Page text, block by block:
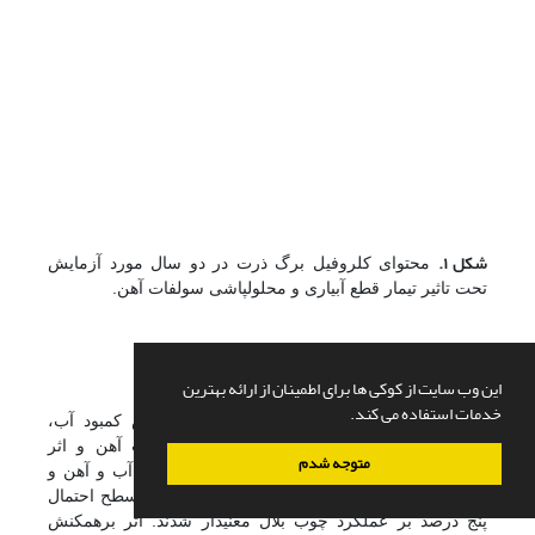
این وب سایت از کوکی ها برای اطمینان از ارائه بهترین
خدمات استفاده می کند.
متوجه شدم
شکل ۱. محتوای کلروفیل برگ ذرت در دو سال مورد آزمایش
تحت تاثیر تیمار قطع آبیاری و محلول­پاشی سولفات آهن.
براساس نتایج تجزیه مرکب (جدول 2)، اثر تنش کمبود آب،
محلول­پاشی سولفات روی و محلول­پاشی سولفات آهن و اثر
متقابل آهن و تنش کمبود آب، روی و تنش کمبود آب و آهن و
روی در سطح احتمال یک درصد و روی و سال در سطح احتمال
پنج درصد بر عملکرد چوب بلال معنی­دار شدند. اثر برهم­کنش